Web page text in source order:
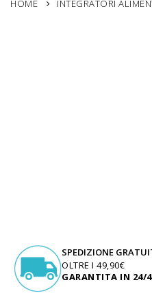
Cura della Casa
Apparecchiature
HOME INTEGRATORI
SPEDIZIONE
OLTRE I 49,90€
GARANTITA IN 24/